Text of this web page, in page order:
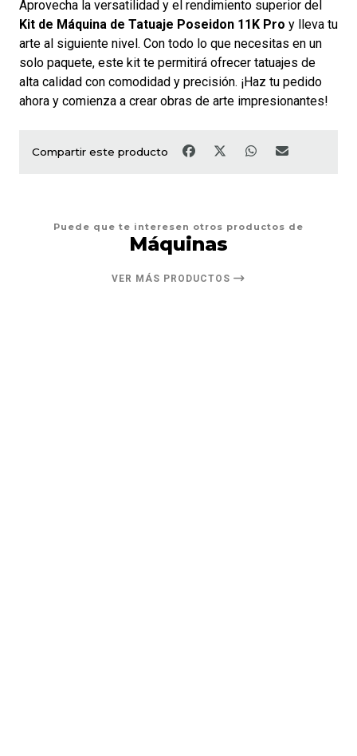
Aprovecha la versatilidad y el rendimiento superior del
Kit de Máquina de Tatuaje Poseidon 11K Pro y lleva tu
arte al siguiente nivel. Con todo lo que necesitas en un
solo paquete, este kit te permitirá ofrecer tatuajes de
alta calidad con comodidad y precisión. ¡Haz tu pedido
ahora y comienza a crear obras de arte impresionantes!
Compartir este producto
Puede que te interesen otros productos de
Máquinas
VER MÁS PRODUCTOS